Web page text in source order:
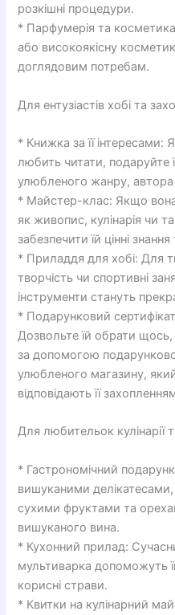
розкішні процедури.
* Парфумерія та
або високоякісну
доглядовим потребам.
Для ентузіастів хобі та
* Книжка за її
любить читати, подаруйте
улюбленого жанру,
* Майстер-клас: Якщо
як живопис, кулінарія чи
забезпечити їй цінні
* Приладдя для хобі: Для
творчість чи спортивні
інструменти стануть
* Подарунковий
Дозвольте їй обрати
за допомогою
улюбленого магазину,
відповідають її
Для любительок кулінарії
* Гастрономічний
вишуканими
сухими фруктами та
вишуканого вина.
* Кухонний прилад:
мультиварка допоможуть
корисні страви.
* Квитки на кулінарний